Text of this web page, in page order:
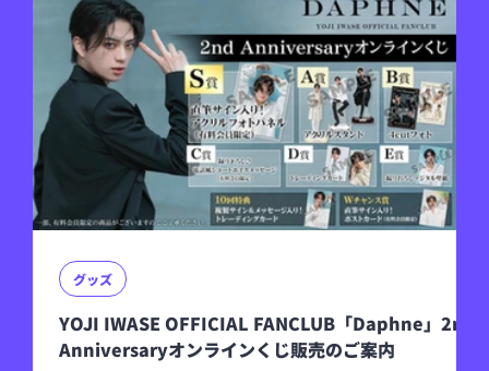
YOJI IWASE OFFICIAL FANCLUB「Daphne」2nd
Anniversaryオンラインくじ販売のご案内
グッズ